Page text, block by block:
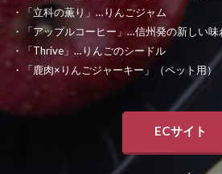
・「立科の薫り」…りんごジャム
・「アップルコーヒー」…信州発の新しい味
・「Thrive」…りんごのシードル
・「鹿肉×りんごジャーキー」（ペット用）
ECサイト